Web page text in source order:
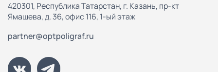
420301, Республика Татарстан, г. Казань, пр-кт
Ямашева, д. 36, офис 116, 1-ый этаж
partner@optpoligraf.ru